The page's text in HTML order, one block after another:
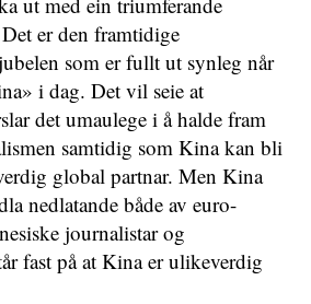
er den framtidige
som er fullt ut synleg når
i dag. Det vil seie at
det umaulege i å halde fram
samtidig som Kina kan bli
global partnar. Men Kina
nedlatande både av euro-
journalistar og
fast på at Kina er ulikeverdig